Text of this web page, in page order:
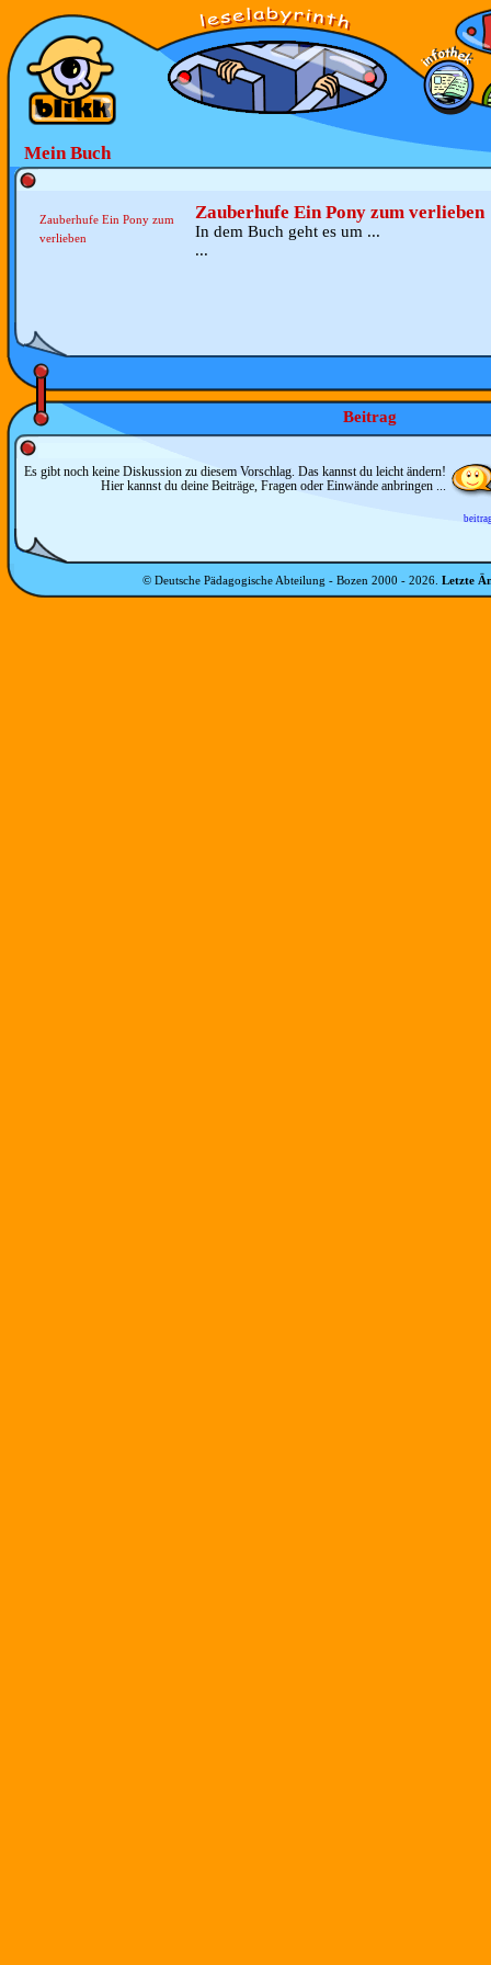
Mein Buch
Zauberhufe Ein Pony zum
verlieben
Zauberhufe Ein Pony zum verlieben
In dem Buch geht es um ...
...
Beitrag
Es gibt noch keine Diskussion zu diesem Vorschlag. Das kannst du leicht ändern!
Hier kannst du deine Beiträge, Fragen oder Einwände anbringen ...
© Deutsche Pädagogische Abteilung - Bozen 2000 - 2026 Letzte